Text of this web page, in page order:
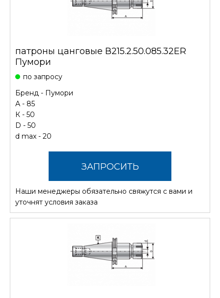
патроны цанговые В215.2.50.085.32ER
Пумори
по запросу
Бренд - Пумори
А - 85
К - 50
D - 50
d max - 20
ЗАПРОСИТЬ
СТОИМОСТЬ
Наши менеджеры обязательно свяжутся с вами и
уточнят условия заказа